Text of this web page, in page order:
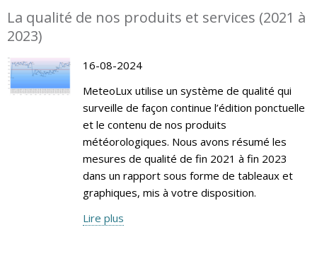
La qualité de nos produits et services (2021 à
2023)
16-08-2024
MeteoLux utilise un système de qualité qui
surveille de façon continue l’édition ponctuelle
et le contenu de nos produits
météorologiques. Nous avons résumé les
mesures de qualité de fin 2021 à fin 2023
dans un rapport sous forme de tableaux et
graphiques, mis à votre disposition.
Lire plus